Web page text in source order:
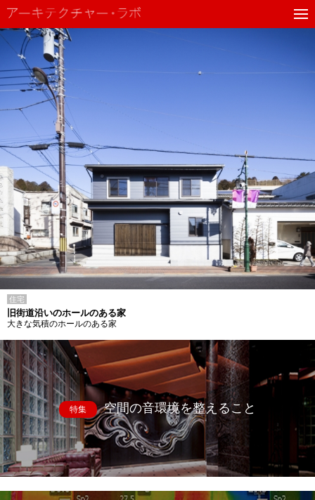
住宅
旧街道沿いのホールのある家
大きな気積のホールのある家
特集 空間の音環境を整えること